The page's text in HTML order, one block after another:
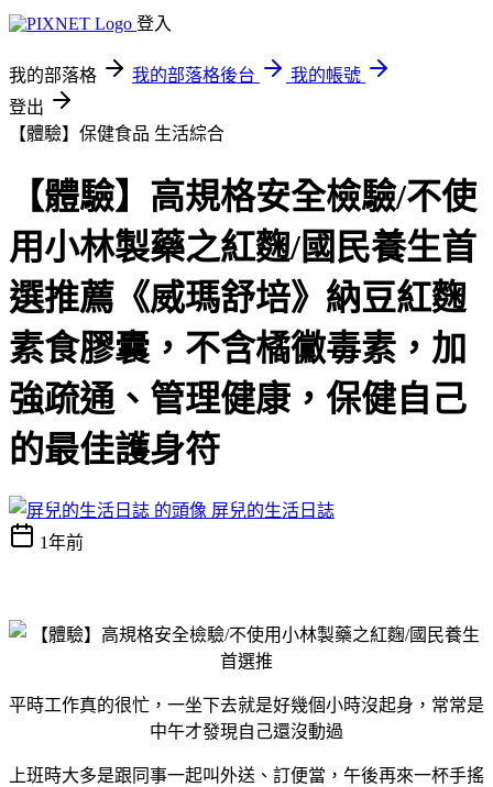
登入
我的部落格 我的部落格後台
我的帳號
登出
【體驗】保健食品 生活綜合
【體驗】高規格安全檢驗/不使
用小林製藥之紅麴/國民養生首
選推薦《威瑪舒培》納豆紅麴
素食膠囊，不含橘黴毒素，加
強疏通、管理健康，保健自己
的最佳護身符
屏兒的生活日誌
1年前
平時工作真的很忙，一坐下去就是好幾個小時沒起身，常常是
中午才發現自己還沒動過
上班時大多是跟同事一起叫外送、訂便當，午後再來一杯手搖